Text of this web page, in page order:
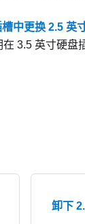
中更换 2.5 英
3.5 英寸硬盘
卸下